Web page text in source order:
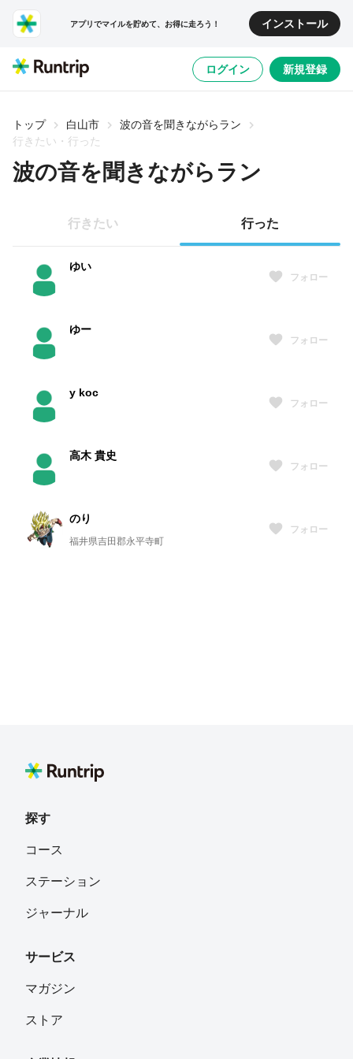
アプリでマイルを貯めて、お得に走ろう！ インストール
ログイン 新規登録
トップ 白山市
波の音を聞きながらラン
行きたい・行った
波の音を聞きながらラン
行きたい 行った
ゆい
フォロー
ゆー
フォロー
y koc
フォロー
高木 貴史
フォロー
のり
福井県吉田郡永平寺町
フォロー
探す
コース
ステーション
ジャーナル
サービス
マガジン
ストア